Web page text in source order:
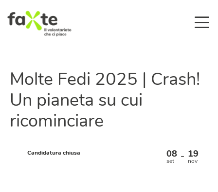
Molte Fedi 2025 | Crash!
Un pianeta su cui
ricominciare
Candidatura chiusa 08
set
– 19
nov